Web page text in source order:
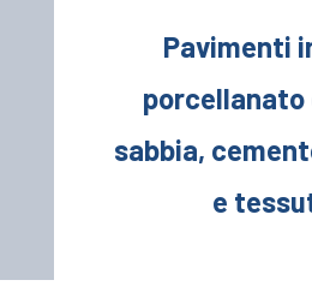
Pavimenti
sabbia,
e